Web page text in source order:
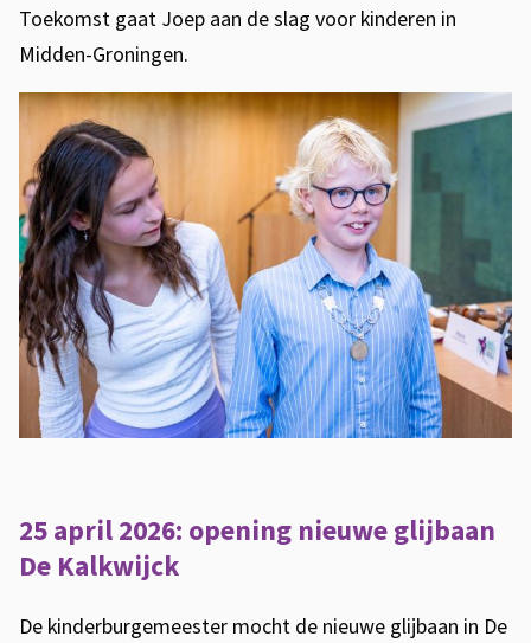
Toekomst gaat Joep aan de slag voor kinderen in
Midden-Groningen.
25 april 2026: opening nieuwe glijbaan
De Kalkwijck
De kinderburgemeester mocht de nieuwe glijbaan in De